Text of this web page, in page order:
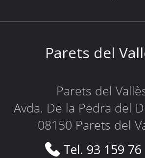
Parets del
Parets del
Avda. De la Pedra del
08150 Parets del
Tel. 93 159